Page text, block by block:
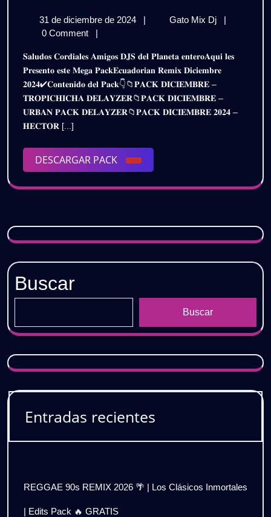
𝗣𝗔𝗖𝗞
𝗗𝗜𝗖𝗜𝗘𝗠𝗕𝗥𝗘
𝟮𝟬𝟮𝟰
–
𝗗𝗘𝗟𝗔𝗬𝗭𝗘𝗥
|
𝗚𝗥𝗔𝗧𝗜𝗦
31 de diciembre de 2024
31
de
2024
| Gato Mix Dj
𝟮𝟬𝟮𝟰
𝗗𝗘𝗟𝗔𝗬𝗭𝗘𝗥
𝗗𝗝
|
0 Comment
|
𝐒𝐚𝐥𝐮𝐝𝐨𝐬 𝐂𝐨𝐫𝐝𝐢𝐚𝐥𝐞𝐬 𝐀𝐦𝐢𝐠𝐨𝐬 𝐃𝐉𝐒 𝐝𝐞𝐥 𝐏𝐥𝐚𝐧𝐞𝐭𝐚 𝐞𝐧𝐭𝐞𝐫𝐨𝐀𝐪𝐮𝐢 𝐥𝐞𝐬
𝐏𝐫𝐞𝐬𝐞𝐧𝐭𝐨 𝐞𝐬𝐭𝐞 𝐌𝐞𝐠𝐚 𝐏𝐚𝐜𝐤𝐄𝐜𝐮𝐚𝐝𝐨𝐫𝐢𝐚𝐧 𝐑𝐞𝐦𝐢𝐱 𝐃𝐢𝐜𝐢𝐞𝐦𝐛𝐫𝐞
𝟐𝟎𝟐𝟒✔𝐂𝐨𝐧𝐭𝐞𝐧𝐢𝐝𝐨 𝐝𝐞𝐥 𝐏𝐚𝐜𝐤👇📁𝐏𝐀𝐂𝐊 𝐃𝐈𝐂𝐈𝐄𝐌𝐁𝐑𝐄 –
𝐓𝐑𝐎𝐏𝐈𝐂𝐇𝐈𝐂𝐇𝐀 𝐃𝐄𝐋𝐀𝐘𝐙𝐄𝐑📁𝐏𝐀𝐂𝐊 𝐃𝐈𝐂𝐈𝐄𝐌𝐁𝐑𝐄 –
𝐔𝐑𝐁𝐀𝐍 𝐏𝐀𝐂𝐊 𝐃𝐄𝐋𝐀𝐘𝐙𝐄𝐑📁𝐏𝐀𝐂𝐊 𝐃𝐈𝐂𝐈𝐄𝐌𝐁𝐑𝐄 𝟐𝟎𝟐𝟒 –
𝐇𝐄𝐂𝐓𝐎𝐑 [...]
DESCARGAR PACK
DESCARGAR
PACK
Buscar
Buscar
Entradas recientes
REGGAE 90s REMIX 2026 🌴 | Los Clásicos Inmortales
| Edits Pack 🔥 GRATIS